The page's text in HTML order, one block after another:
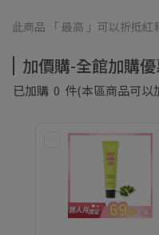
此商品 「 最高 」可以折抵紅
加價購-全館加購
已加購 0 件(本區商品可以